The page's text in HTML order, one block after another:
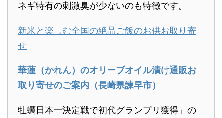
ネギ特有の刺激臭が少ないのも特徴です。
新米と楽しむ全国の絶品ご飯のお供お取り寄
せ
華蓮（かれん）のオリーブオイル漬け通販お
取り寄せのご案内（長崎県諫早市）
牡蠣日本一決定戦で初代グランプリ獲得」の